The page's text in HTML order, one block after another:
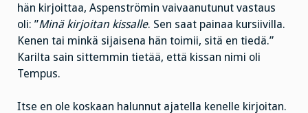
hän kirjoittaa, Aspenströmin vaivaanutunut vastaus
oli: ”Minä kirjoitan kissalle. Sen saat painaa kursiivilla.
Kenen tai minkä sijaisena hän toimii, sitä en tiedä.”
Karilta sain sittemmin tietää, että kissan nimi oli
Tempus.
Itse en ole koskaan halunnut ajatella kenelle kirjoitan.